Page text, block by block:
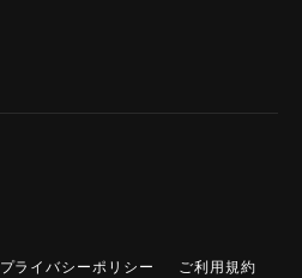
プライバシーポリシー ご利用規約